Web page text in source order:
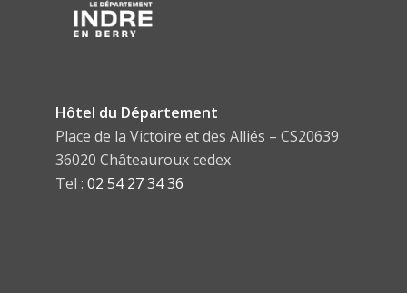
Hôtel du Département
Place de la Victoire et des Alliés – CS20639
36020 Châteauroux cedex
Tel : 02 54 27 34 36